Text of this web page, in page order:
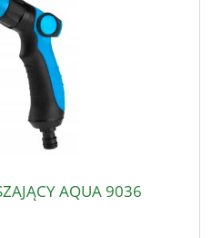
AQUA 9036